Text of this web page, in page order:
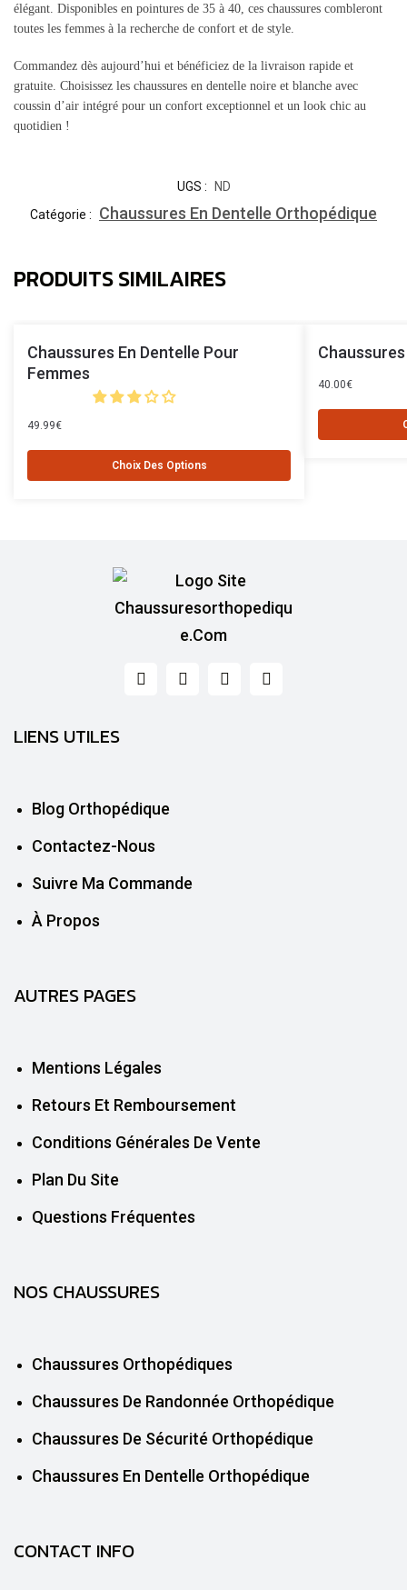
élégant. Disponibles en pointures de 35 à 40, ces chaussures combleront
toutes les femmes à la recherche de confort et de style.
Commandez dès aujourd’hui et bénéficiez de la livraison rapide et
gratuite. Choisissez les chaussures en dentelle noire et blanche avec
coussin d’air intégré pour un confort exceptionnel et un look chic au
quotidien !
UGS : ND
Catégorie :
Chaussures En Dentelle Orthopédique
PRODUITS SIMILAIRES
Chaussures En Dentelle Pour
Femmes
49.99€
Choix Des Options
40.00€
LIENS UTILES
Blog Orthopédique
Contactez-Nous
Suivre Ma Commande
À Propos
AUTRES PAGES
Mentions Légales
Retours Et Remboursement
Conditions Générales De Vente
Plan Du Site
Questions Fréquentes
NOS CHAUSSURES
Chaussures Orthopédiques
Chaussures De Randonnée Orthopédique
Chaussures De Sécurité Orthopédique
Chaussures En Dentelle Orthopédique
CONTACT INFO